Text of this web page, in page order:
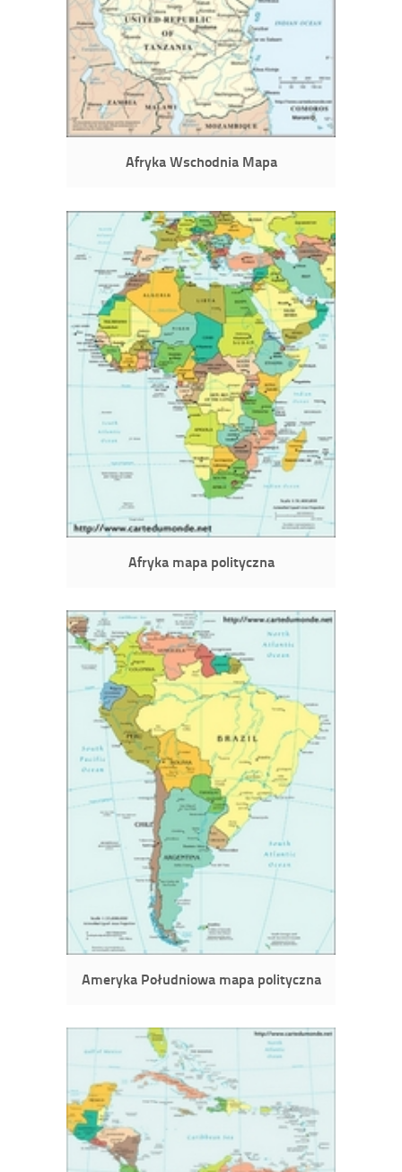
Afryka Wschodnia Mapa
Afryka mapa polityczna
Ameryka Południowa mapa polityczna